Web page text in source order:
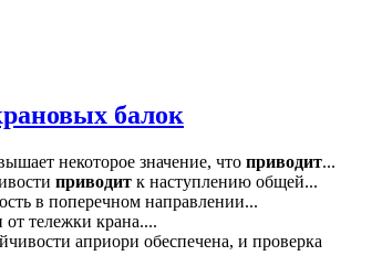
балок
некоторое значение, что приводит...
приводит к наступлению общей...
в поперечном направлении...
от тележки крана....
априори обеспечена, и проверка